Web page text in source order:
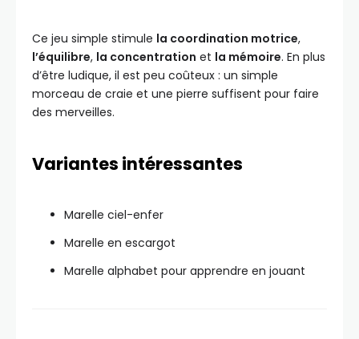
Ce jeu simple stimule la coordination motrice,
l’équilibre, la concentration et la mémoire. En plus
d’être ludique, il est peu coûteux : un simple
morceau de craie et une pierre suffisent pour faire
des merveilles.
Variantes intéressantes
Marelle ciel-enfer
Marelle en escargot
Marelle alphabet pour apprendre en jouant